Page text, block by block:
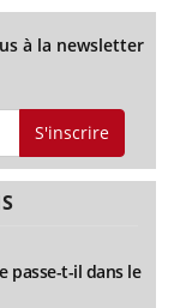
à la newsletter
S'inscrire
passe-t-il dans le